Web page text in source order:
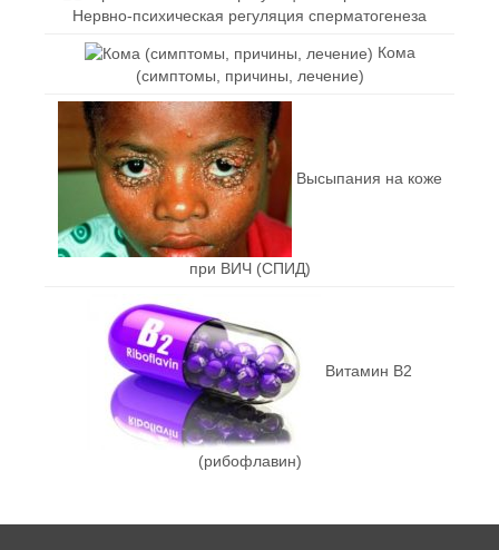
Нервно-психическая регуляция сперматогенеза
Кома
(симптомы, причины, лечение)
Высыпания на коже
при ВИЧ (СПИД)
Витамин В2
(рибофлавин)